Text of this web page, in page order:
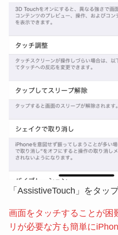
「AssistiveTouch」をタッ
画面をタッチすることが困
リが必要な方も簡単に